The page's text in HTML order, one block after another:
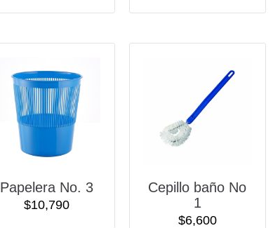
Papelera No. 3
$10,790
Cepillo baño No
1
$6,600